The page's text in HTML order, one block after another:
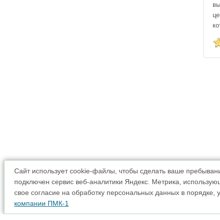
Сайт использует cookie-файлы, чтобы сделать ваше
подключен сервис веб-аналитики Яндекс. Метрика,
свое согласие на обработку персональных данных в порядке,
компании ПМК-1